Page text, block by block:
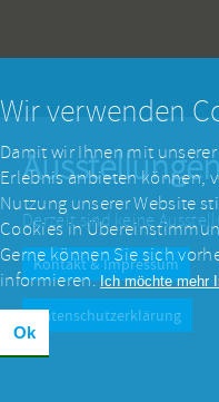
Derzeit sind keine
Kontakt & Impressum
Datenschutzerklärung
Wir verwenden
Damit wir Ihnen mit
Erlebnis anbieten können,
Nutzung unserer Website
Cookies in
Gerne können Sie sich
informieren. Ich möchte mehr
Ok